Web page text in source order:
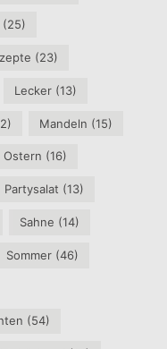
(23)
Lecker(13)
Mandeln (15)
Ostern (16)
Partysalat (13)
Sahne (14)
Sommer(46)
(54)